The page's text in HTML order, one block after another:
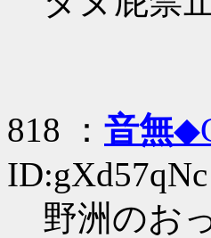
818 ： 音無
ID:gXd57qNc
野洲のお